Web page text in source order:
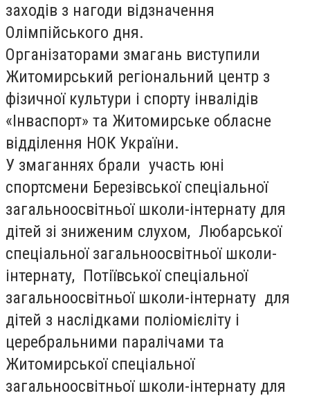
заходів з нагоди відзначення
Олімпійського дня.
Організаторами змагань виступили
Житомирський регіональний центр з
фізичної культури і спорту інвалідів
«Інваспорт» та Житомирське обласне
відділення НОК України.
У змаганнях брали участь юні
спортсмени Березівської спеціальної
загальноосвітньої школи-інтернату для
дітей зі зниженим слухом, Любарської
спеціальної загальноосвітньої школи-
інтернату, Потіївської спеціальної
загальноосвітньої школи-інтернату для
дітей з наслідками поліомієліту і
церебральними паралічами та
Житомирської спеціальної
загальноосвітньої школи-інтернату для